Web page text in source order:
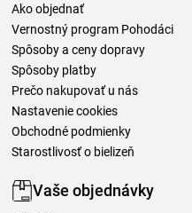
Ako objednať
Vernostný program Pohodáci
Spôsoby a ceny dopravy
Spôsoby platby
Prečo nakupovať u nás
Nastavenie cookies
Obchodné podmienky
Starostlivosť o bielizeň
Vaše objednávky